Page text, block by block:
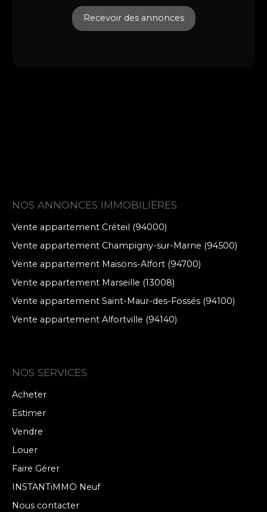
Recevoir des annonces
NOS ANNONCES IMMOBILIÈRES
Vente appartement Créteil (94000)
Vente appartement Champigny-sur-Marne (94500)
Vente appartement Maisons-Alfort (94700)
Vente appartement Marseille (13008)
Vente appartement Saint-Maur-des-Fossés (94100)
Vente appartement Alfortville (94140)
NOS SERVICES
Acheter
Estimer
Vendre
Louer
Faire Gérer
INSTANTiMMO Neuf
Nous contacter